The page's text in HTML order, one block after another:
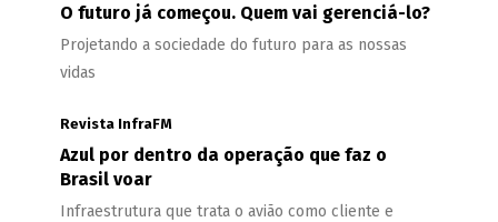
O futuro já começou. Quem vai gerenciá-lo?
Projetando a sociedade do futuro para as nossas
vidas
Revista InfraFM
Azul por dentro da operação que faz o
Brasil voar
Infraestrutura que trata o avião como cliente e